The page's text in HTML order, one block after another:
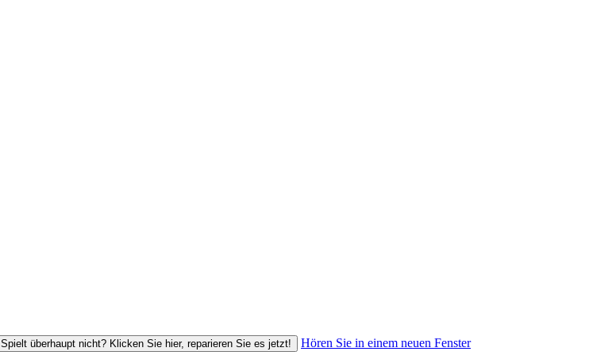
Spielt überhaupt nicht? Klicken Sie hier, reparieren Sie es jetzt! Hören Sie in einem neuen Fenster